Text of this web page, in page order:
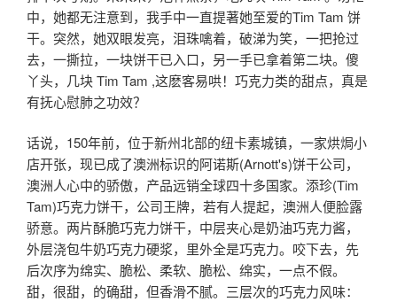
中，她都无注意到，我手中一直提著她至爱的Tim Tam 饼
干。突然，她双眼发亮，泪珠噙着，破涕为笑，一把抢过
去，一撕拉，一块饼干已入口，另一手已拿着第二块。傻
丫头，几块 Tim Tam ,这麽客易哄！巧克力类的甜点，真是
有抚心慰肺之功效？
话说，150年前，位于新州北部的纽卡素城镇，一家烘焗小
店开张，现已成了澳洲标识的阿诺斯(Arnott's)饼干公司，
澳洲人心中的骄傲，产品远销全球四十多国家。添珍(Tim
Tam)巧克力饼干，公司王牌，若有人提起，澳洲人便脸露
骄意。两片酥脆巧克力饼干，中层夹心是奶油巧克力酱，
外层浇包牛奶巧克力硬浆，里外全是巧克力。咬下去，先
后次序为绵实、脆松、柔软、脆松、绵实，一点不假。
甜，很甜，的确甜，但香滑不腻。三层次的巧克力风味：